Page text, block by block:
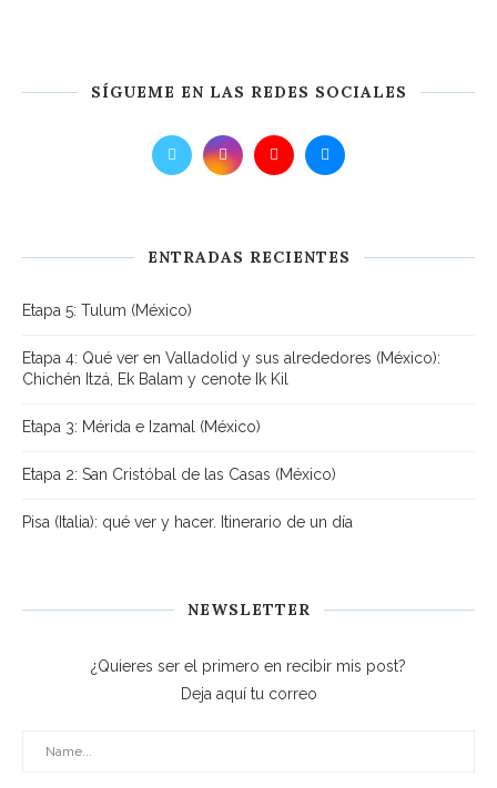
SÍGUEME EN LAS REDES SOCIALES
ENTRADAS RECIENTES
Etapa 5: Tulum (México)
Etapa 4: Qué ver en Valladolid y sus alrededores (México):
Chichén Itzá, Ek Balam y cenote Ik Kil
Etapa 3: Mérida e Izamal (México)
Etapa 2: San Cristóbal de las Casas (México)
Pisa (Italia): qué ver y hacer. Itinerario de un día
NEWSLETTER
¿Quieres ser el primero en recibir mis post?
Deja aquí tu correo